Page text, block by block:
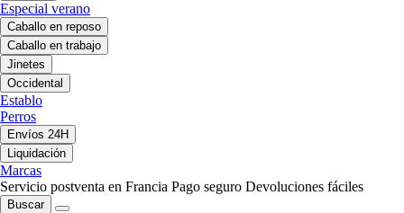
Especial verano
Caballo en reposo
Caballo en trabajo
Jinetes
Occidental
Establo
Perros
Envíos 24H
Liquidación
Marcas
Servicio postventa en Francia Pago seguro Devoluciones fáciles
Buscar